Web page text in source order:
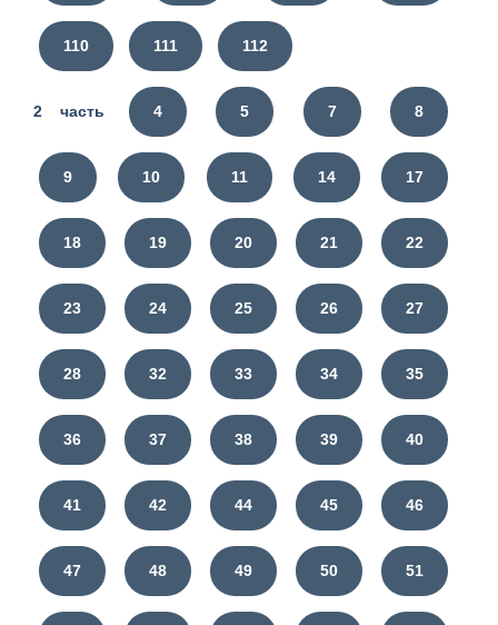
110 111 112
2 часть 4 5 7 8
9 10 11 14 17
18 19 20 21 22
23 24 25 26 27
28 32 33 34 35
36 37 38 39 40
41 42 44 45 46
47 48 49 50 51